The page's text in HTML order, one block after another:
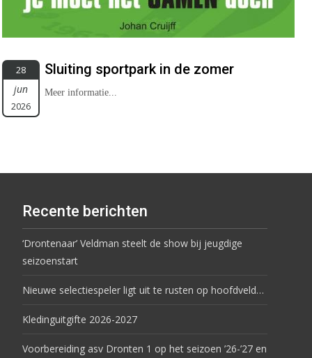
28
jun
2026
Sluiting sportpark in de zomer
Meer informatie...
Recente berichten
‘Drontenaar’ Veldman steelt de show bij jeugdige
seizoenstart
Nieuwe selectiespeler ligt uit te rusten op hoofdveld…
Kledinguitgifte 2026-2027
Voorbereiding asv Dronten 1 op het seizoen ’26-’27 en